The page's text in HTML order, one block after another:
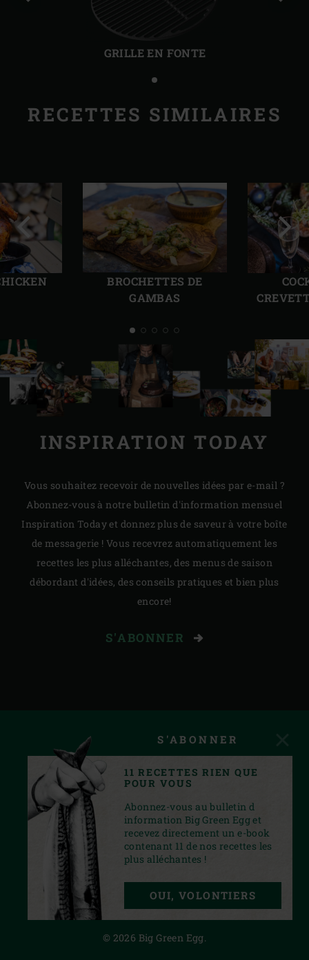
GRILLE EN FONTE
RECETTES SIMILAIRES
BROCHETTES DE
GAMBAS
Diapo
précédente
INSPIRATION TODAY
Vous souhaitez recevoir de nouvelles idées par e-mail ?
Abonnez-vous à notre bulletin d'information mensuel
Inspiration Today et donnez plus de saveur à votre boîte
de messagerie ! Vous recevrez automatiquement les
recettes les plus alléchantes, des menus de saison
débordant d'idées, des conseils pratiques et bien plus
encore!
S'ABONNER
PRIVACY STATEMENT
© 2026 Big Green Egg.
S'ABONNER
11 RECETTES RIEN QUE
POUR VOUS
Abonnez-vous au bulletin d
information Big Green Egg et
recevez directement un e-book
contenant 11 de nos recettes les
plus alléchantes !
OUI, VOLONTIERS